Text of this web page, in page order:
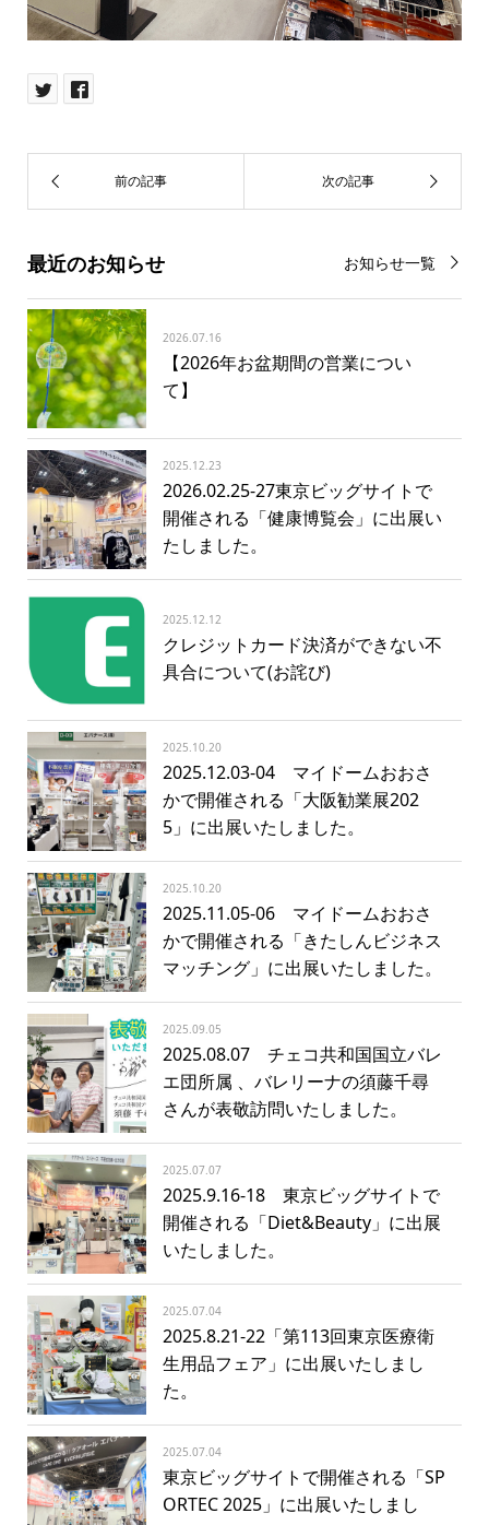
最近のお知らせ お知らせ一覧
2026.07.16
【2026年お盆期間の営業につい
て】
2025.12.23
2026.02.25-27東京ビッグサイトで
開催される「健康博覧会」に出展い
たしました。
2025.12.12
クレジットカード決済ができない不
具合について(お詫び)
2025.10.20
2025.12.03-04 マイドームおおさ
かで開催される「大阪勧業展202
5」に出展いたしました。
2025.10.20
2025.11.05-06 マイドームおおさ
かで開催される「きたしんビジネス
マッチング」に出展いたしました。
2025.09.05
2025.08.07 チェコ共和国国立バレ
エ団所属 、バレリーナの須藤千尋
さんが表敬訪問いたしました。
2025.07.07
2025.9.16-18 東京ビッグサイトで
開催される「Diet&Beauty」に出展
いたしました。
2025.07.04
2025.8.21-22「第113回東京医療衛
生用品フェア」に出展いたしまし
た。
2025.07.04
東京ビッグサイトで開催される「SP
ORTEC 2025」に出展いたしまし